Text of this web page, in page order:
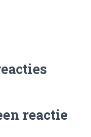
reactie